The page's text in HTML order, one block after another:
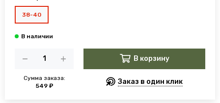
38-40
Сумма заказа:
549 ₽
В корзину
Заказ в один клик